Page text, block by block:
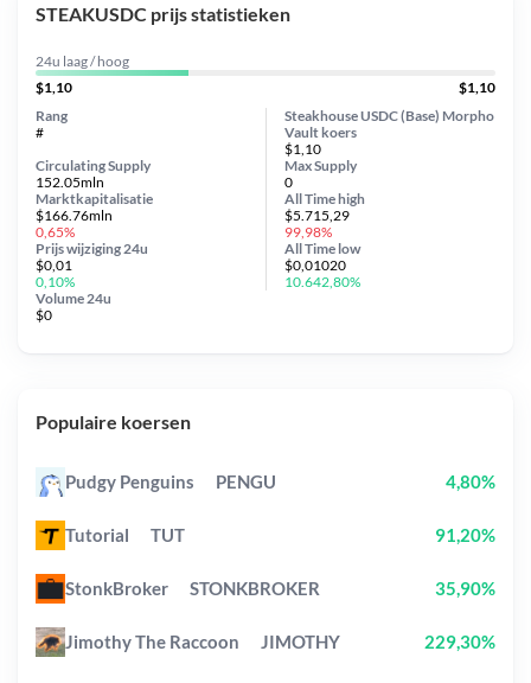
STEAKUSDC prijs statistieken
24u laag / hoog
$1,10
$1,10
Steakhouse USDC (Base) Morpho
Vault koers
$1,10
Circulating Supply
152.05mln
Prijs wijziging 24u
$0,01
0,10%
Max Supply
0
Marktkapitalisatie
$166.76mln
0,65%
Volume 24u
$0
Rang
#
All Timehigh
$5.715,29
99,98%
All Time low
$0,01020
10.642,80%
Populaire koersen
Pudgy Penguins PENGU 4,80%
Tutorial TUT 91,20%
StonkBroker STONKBROKER 35,90%
Jimothy The Raccoon JIMOTHY 229,30%